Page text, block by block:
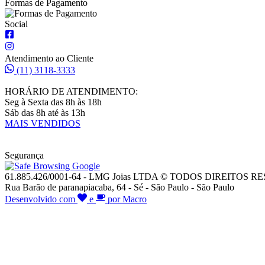
Formas de Pagamento
Social
Atendimento ao Cliente
(11) 3118-3333
HORÁRIO DE ATENDIMENTO:
Seg à Sexta das 8h às 18h
Sáb das 8h até às 13h
MAIS VENDIDOS
Segurança
61.885.426/0001-64 - LMG Joias LTDA © TODOS DIREITOS
Rua Barão de paranapiacaba, 64 - Sé - São Paulo - São Paulo
Desenvolvido com
e por Macro